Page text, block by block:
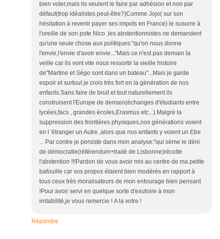
bien voter,mais ils veulent le faire par adhésion et non par
défaut(trop idéalistes peut-être?)Comme Jojo( sur son
hésitation à revenir payer ses impots en France) le susurre à
l'oreille de son pote Nico ,les abstentionnistes ne demandent
qu'une seule chose aux politiques:"qu'on nous donne
l'envie,l'envie d'avoir envie..."Mais ce n'est pas demain la
veille car ils vont vite nous ressortir la vieille histoire
de"Martine et Ségo sont dans un bateau"...Mais je garde
espoir et surtout je crois très fort en la génération de nos
enfants.Sans faire de bruit et tout naturellement ils
construisent l'Europe de demain(échanges d'étudiants entre
lycées,facs , grandes écoles,Erasmus etc...).Malgré la
suppression des frontières physiques,nos générations voient
en l 'étranger un Autre ,alors que nos enfants y voient un Etre
... Par contre je persiste dans mon analyse:"qui sème le déni
de démocratie(référendum+traité de Lisbonne)récolte
l'abstention !!!Pardon de vous avoir mis au centre de ma petite
bafouille car vos propos étaient bien modérés en rapport à
tous ceux très moralisateurs de mon entourage bien pensant
!Pour avoir servi en quelque sorte d'exutoire à mon
irritabilité,je vous remercie ! A la votre !
Répondre